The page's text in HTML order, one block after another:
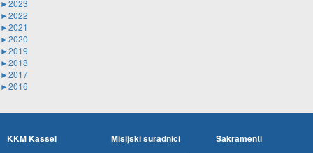
►2023
►2022
►2021
►2020
►2019
►2018
►2017
►2016
KKM Kassel Misijski suradnici Sakramenti